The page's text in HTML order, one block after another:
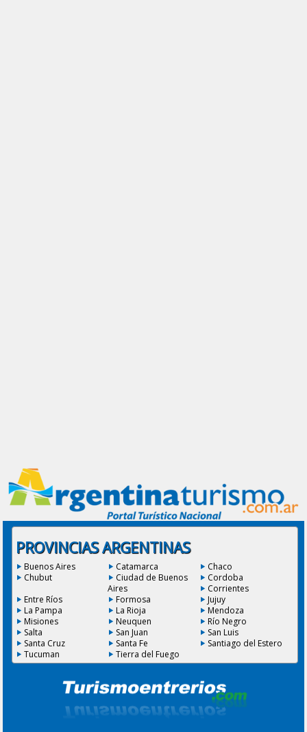
PROVINCIAS ARGENTINAS
Buenos Aires Catamarca
Chaco
Chubut
Ciudad de Buenos
Aires
Cordoba
Corrientes
Entre Ríos
Formosa
Jujuy
La Pampa
La Rioja
Mendoza
Misiones
Neuquen
Río Negro
Salta
San Juan
San Luis
Santa Cruz
Santa Fe
Santiago del Estero
Tucuman
Tierra del Fuego